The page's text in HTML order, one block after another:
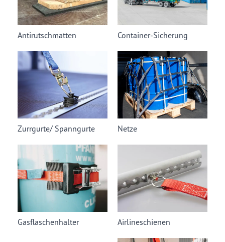
Antirutschmatten Container-Sicherung
Zurrgurte/ Spanngurte Netze
Gasflaschenhalter Airlineschienen